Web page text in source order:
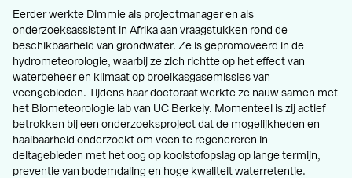
Eerder werkte Dimmie als projectmanager en als
onderzoeksassistent in Afrika aan vraagstukken rond de
beschikbaarheid van grondwater. Ze is gepromoveerd in de
hydrometeorologie, waarbij ze zich richtte op het effect van
waterbeheer en klimaat op broeikasgasemissies van
veengebieden. Tijdens haar doctoraat werkte ze nauw samen met
het Biometeorologie lab van UC Berkely. Momenteel is zij actief
betrokken bij een onderzoeksproject dat de mogelijkheden en
haalbaarheid onderzoekt om veen te regenereren in
deltagebieden met het oog op koolstofopslag op lange termijn,
preventie van bodemdaling en hoge kwaliteit waterretentie.